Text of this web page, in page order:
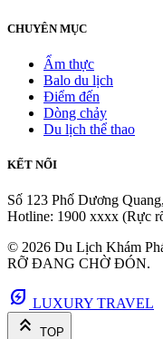
CHUYÊN MỤC
Ẩm thực
Balo du lịch
Điểm đến
Dòng chảy
Du lịch thể thao
KẾT NỐI
Số 123 Phố Dương
Hotline: 1900 xxxx (Rực
© 2026 Du Lịch Khám
RỠ ĐANG CHỜ ĐÓN.
energy_savings_leaf LUXURY TRAVEL
keyboard_double_arrow_up TOP